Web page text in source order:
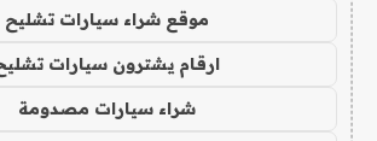
موقع شراء سيارات تشليح
ارقام يشترون سيارات
شراء سيارات مصدومة